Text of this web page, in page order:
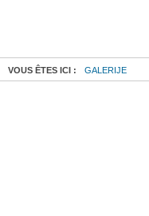
VOUS ÊTES ICI : GALERIJE